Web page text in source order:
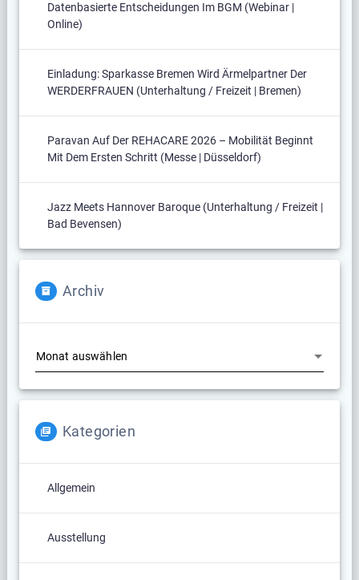
Datenbasierte Entscheidungen Im BGM (Webinar |
Online)
Einladung: Sparkasse Bremen Wird Ärmelpartner Der
WERDERFRAUEN (Unterhaltung / Freizeit | Bremen)
Paravan Auf Der REHACARE 2026 – Mobilität Beginnt
Mit Dem Ersten Schritt (Messe | Düsseldorf)
Jazz Meets Hannover Baroque (Unterhaltung / Freizeit |
Bad Bevensen)
Archiv
Kategorien
Allgemein
Ausstellung